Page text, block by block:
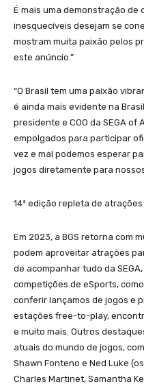
É mais uma demonstração de
inesquecíveis desejam se
mostram muita paixão pelos
este anúncio.”
“O Brasil tem uma paixão
é ainda mais evidente na
presidente e COO da SEGA of
empolgados para participar
vez e mal podemos esperar
jogos diretamente para
14ª edição repleta de atrações
Em 2023, a BGS retorna com
podem aproveitar atrações
de acompanhar tudo da
competições de eSports,
conferir lançamos de jogos e
estações free-to-play,
e muito mais. Outros
atuais do mundo de jogos,
Shawn Fonteno e Ned Luke
Charles Martinet, Samantha